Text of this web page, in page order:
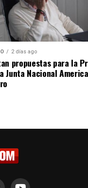
2 días ago
propuestas para la
Junta Nacional